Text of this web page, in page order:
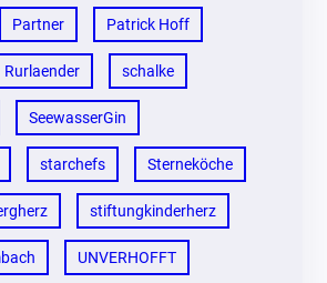
Partner Patrick Hoff
Rurlaender schalke
SeewasserGin
starchefs Sterneköche
stiftungkinderherz
UNVERHOFFT